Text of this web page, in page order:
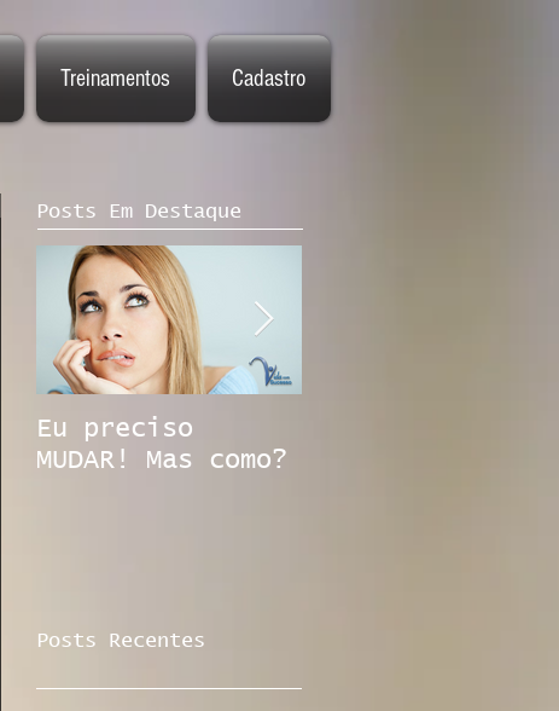
Treinamentos Cadastro
Posts Em Destaque
Eu preciso
MUDAR! Mas como?
Posts Recentes